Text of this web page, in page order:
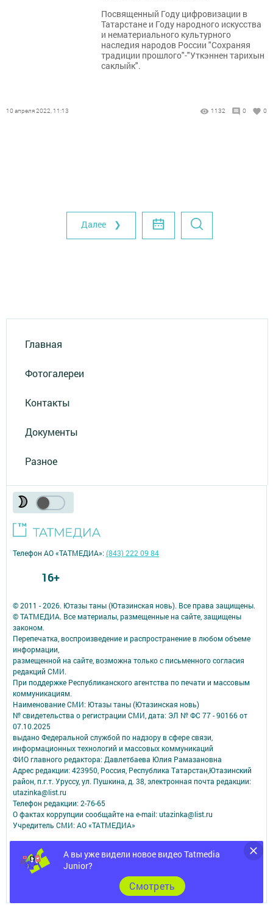
Посвященный Году цифровизации в
Татарстане и Году народного искусства
и нематериального культурного
наследия народов России "Сохраняя
традиции прошлого"-"Уткэннен тарихын
саклыйк".
10 апреля 2022, 11:13 1132 0 0
Далее ❯
Главная
Фотогалереи
Контакты
Документы
Разное
А вы уже видели новое видео Tatmedia
Junior?
Cмотреть
© 2011 - 2026. Ютазы таны (Ютазинская новь). Все права защищены.
© ТАТМЕДИА. Все материалы, размещенные на сайте, защищены
законом.
Перепечатка, воспроизведение и распространение в любом объеме
информации,
размещенной на сайте, возможна только с письменного согласия
редакций СМИ.
При поддержке Республиканского агентства по печати и массовым
коммуникациям.
Наименование СМИ: Ютазы таны (Ютазинская новь)
№ свидетельства о регистрации СМИ, дата: ЭЛ № ФС 77 - 90166 от
07.10.2025
выдано Федеральной службой по надзору в сфере связи,
информационных технологий и массовых коммуникаций
ФИО главного редактора: Давлетбаева Юлия Рамазановна
Адрес редакции: 423950, Россия, Республика Татарстан,Ютазинский
район, п.г.т. Уруссу, ул. Пушкина, д. 38, электронная почта редакции:
utazinka@list.ru
Телефон редакции: 2-76-65
О фактах коррупции сообщайте на e-mail: utazinka@list.ru
Учредитель СМИ: АО «ТАТМЕДИА»
Антикоррупционная политика
АО «ТАТМЕДИА» использует «cookie»для персонализации сервисов и
удобства пользователей сайтом.
Использование «cookie» можно отменить в настройках браузера.
Политика конфиденциальности
Телефон АО «ТАТМЕДИА»:(843) 222 09 84
16+